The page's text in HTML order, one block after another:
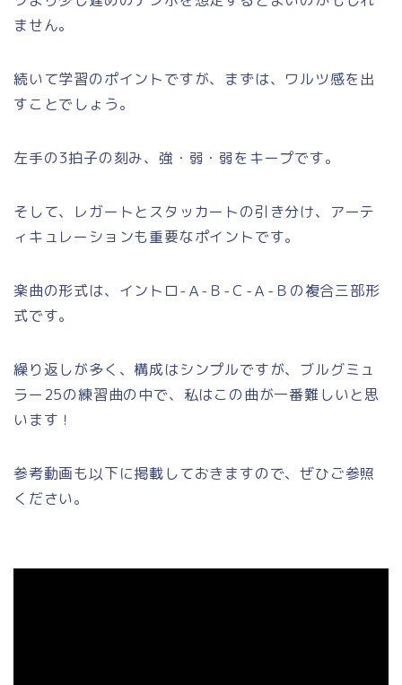
ません。
続いて学習のポイントですが、まずは、ワルツ感を出
すことでしょう。
左手の3拍子の刻み、強・弱・弱をキープです。
そして、レガートとスタッカートの引き分け、アーテ
ィキュレーションも重要なポイントです。
楽曲の形式は、イントロ-Ａ-Ｂ-Ｃ-Ａ-Ｂの複合三部形
式です。
繰り返しが多く、構成はシンプルですが、ブルグミュ
ラー25の練習曲の中で、私はこの曲が一番難しいと思
います！
参考動画も以下に掲載しておきますので、ぜひご参照
ください。